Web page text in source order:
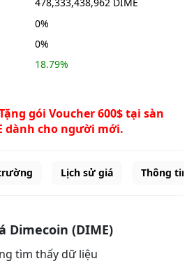
478,333,438,962 DIME
0%
0%
18.79%
gói Voucher 600$ tại sàn
dành cho người mới.
Lịch sử giá Thông tin
Dimecoin (DIME)
tìm thấy dữ liệu